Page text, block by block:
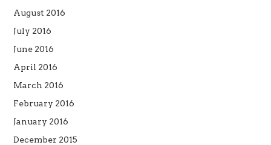
August 2016
July 2016
June 2016
April 2016
March 2016
February 2016
January 2016
December 2015